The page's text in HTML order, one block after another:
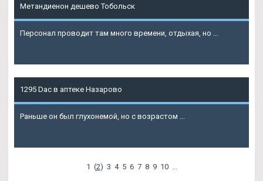
Метандиенон дешево Тобольск
Персонал проводит там много времени, отдыхая, но ...
1295 Dac в аптеке Назарово
Раньше он был глухонемой, но с возрастом ...
1 (2) 3 4 5 6 7 8 9 10